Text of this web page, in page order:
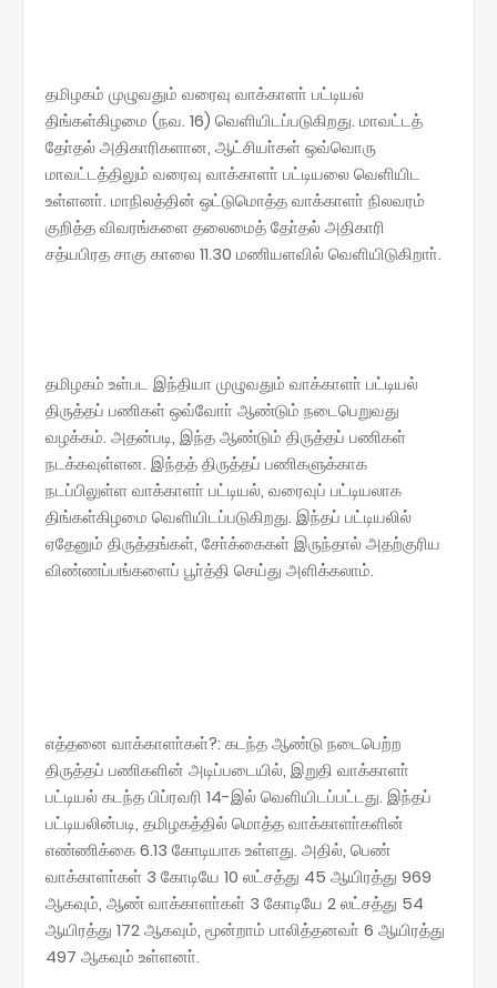
தமிழகம் முழுவதும் வரைவு வாக்காளா் பட்டியல்
திங்கள்கிழமை (நவ. 16) வெளியிடப்படுகிறது. மாவட்டத்
தோ்தல் அதிகாரிகளான, ஆட்சியா்கள் ஒவ்வொரு
மாவட்டத்திலும் வரைவு வாக்காளா் பட்டியலை வெளியிட
உள்ளனா். மாநிலத்தின் ஒட்டுமொத்த வாக்காளா் நிலவரம்
குறித்த விவரங்களை தலைமைத் தோ்தல் அதிகாரி
சத்யபிரத சாகு காலை 11.30 மணியளவில் வெளியிடுகிறாா்.
தமிழகம் உள்பட இந்தியா முழுவதும் வாக்காளா் பட்டியல்
திருத்தப் பணிகள் ஒவ்வோா் ஆண்டும் நடைபெறுவது
வழக்கம். அதன்படி, இந்த ஆண்டும் திருத்தப் பணிகள்
நடக்கவுள்ளன. இந்தத் திருத்தப் பணிகளுக்காக
நடப்பிலுள்ள வாக்காளா் பட்டியல், வரைவுப் பட்டியலாக
திங்கள்கிழமை வெளியிடப்படுகிறது. இந்தப் பட்டியலில்
ஏதேனும் திருத்தங்கள், சோ்க்கைகள் இருந்தால் அதற்குரிய
விண்ணப்பங்களைப் பூா்த்தி செய்து அளிக்கலாம்.
எத்தனை வாக்காளா்கள்?: கடந்த ஆண்டு நடைபெற்ற
திருத்தப் பணிகளின் அடிப்படையில், இறுதி வாக்காளா்
பட்டியல் கடந்த பிப்ரவரி 14-இல் வெளியிடப்பட்டது. இந்தப்
பட்டியலின்படி, தமிழகத்தில் மொத்த வாக்காளா்களின்
எண்ணிக்கை 6.13 கோடியாக உள்ளது. அதில், பெண்
வாக்காளா்கள் 3 கோடியே 10 லட்சத்து 45 ஆயிரத்து 969
ஆகவும், ஆண் வாக்காளா்கள் 3 கோடியே 2 லட்சத்து 54
ஆயிரத்து 172 ஆகவும், மூன்றாம் பாலித்தனவா் 6 ஆயிரத்து
497 ஆகவும் உள்ளனா்.